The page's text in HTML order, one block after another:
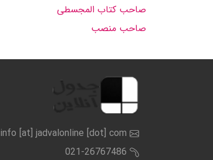
صاحب کتاب المجسطی
صاحب منصب
info [at] jadvalonline [dot] com
021-26767486